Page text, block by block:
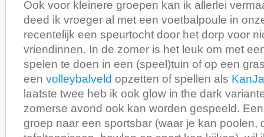
Ook voor kleinere groepen kan ik allerlei
deed ik vroeger al met een voetbalpoule in
recentelijk een speurtocht door het dorp voor
vriendinnen. In de zomer is het leuk om met
spelen te doen in een (speel)tuin of op een
een volleybalveld opzetten of spellen als
laatste twee heb ik ook glow in the dark
zomerse avond ook kan worden gespeeld.
groep naar een sportsbar (waar je kan poolen,